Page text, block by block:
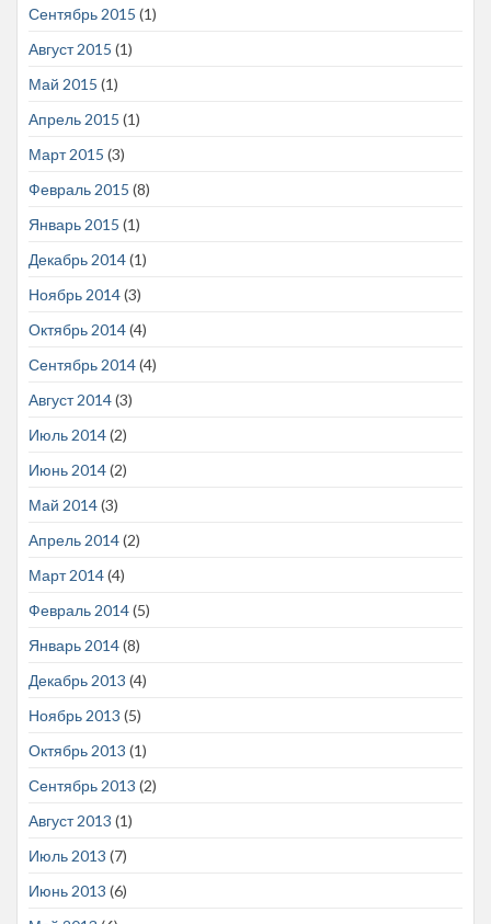
Сентябрь 2015 (1)
Август 2015 (1)
Май 2015 (1)
Апрель 2015 (1)
Март 2015 (3)
Февраль 2015 (8)
Январь 2015 (1)
Декабрь 2014(1)
Ноябрь 2014(3)
Октябрь 2014(4)
Сентябрь 2014(4)
Август 2014(3)
Июль 2014(2)
Июнь 2014(2)
Май 2014(3)
Апрель 2014(2)
Март 2014(4)
Февраль 2014(5)
Январь 2014(8)
Декабрь 2013 (4)
Ноябрь 2013 (5)
Октябрь 2013 (1)
Сентябрь 2013 (2)
Август 2013 (1)
Июль 2013 (7)
Июнь 2013 (6)